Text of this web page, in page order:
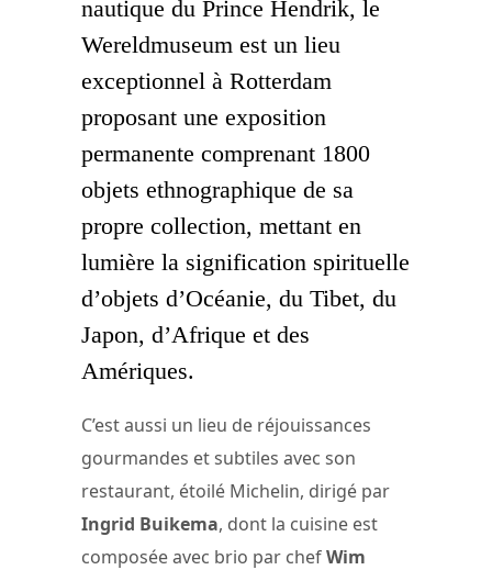
nautique du Prince Hendrik, le
Wereldmuseum est un lieu
exceptionnel à Rotterdam
proposant une exposition
permanente comprenant 1800
objets ethnographique de sa
propre collection, mettant en
lumière la signification spirituelle
d’objets d’Océanie, du Tibet, du
Japon, d’Afrique et des
Amériques.
C’est aussi un lieu de réjouissances
gourmandes et subtiles avec son
restaurant, étoilé Michelin, dirigé par
Ingrid Buikema, dont la cuisine est
composée avec brio par chefWim